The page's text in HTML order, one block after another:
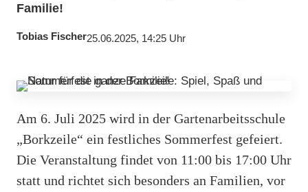
Familie!
Tobias Fischer25.06.2025, 14:25 Uhr
Am 6. Juli 2025 wird in der Gartenarbeitsschule
„Borkzeile“ ein festliches Sommerfest gefeiert.
Die Veranstaltung findet von 11:00 bis 17:00 Uhr
statt und richtet sich besonders an Familien, vor